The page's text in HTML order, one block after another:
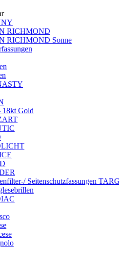
RICHMOND
RICHMOND Sonne
18kt Gold
Seitenschutzfassungen